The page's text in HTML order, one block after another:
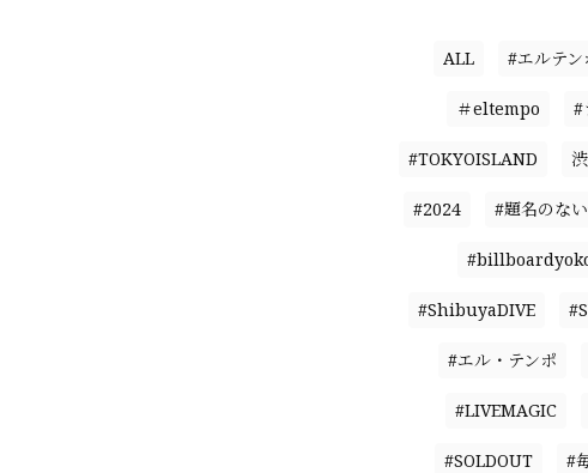
ALL #エルテン
＃eltempo #
#TOKYOISLAND
#2024 #題名のな
#ShibuyaDIVE
#エル・テンポ
#LIVEMAGIC
#SOLDOUT #